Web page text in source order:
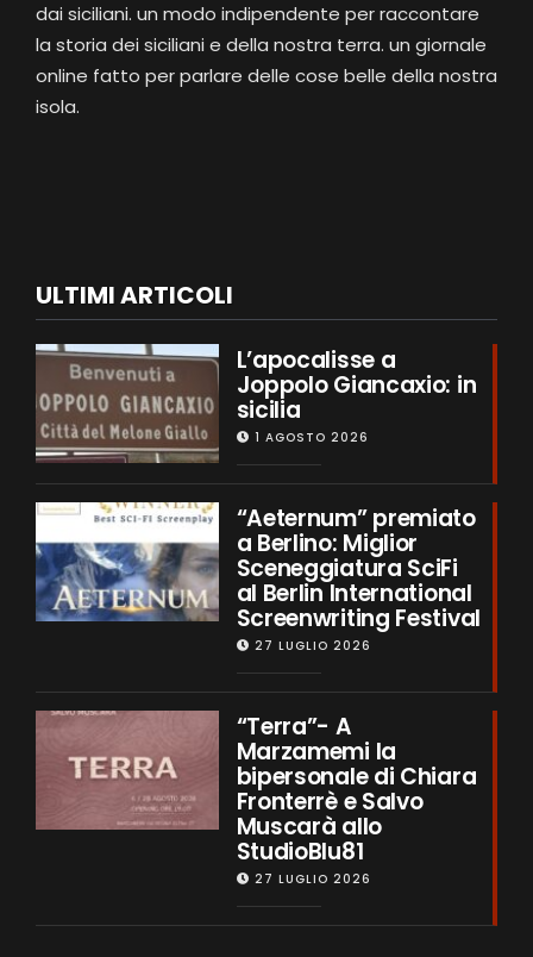
dai siciliani. un modo indipendente per raccontare
la storia dei siciliani e della nostra terra. un giornale
online fatto per parlare delle cose belle della nostra
isola.
ULTIMI ARTICOLI
L’apocalisse a
Joppolo Giancaxio: in
sicilia
1 AGOSTO 2026
“Aeternum” premiato
a Berlino: Miglior
Sceneggiatura SciFi
al Berlin International
Screenwriting Festival
27 LUGLIO 2026
“Terra”- A
Marzamemi la
bipersonale di Chiara
Fronterrè e Salvo
Muscarà allo
StudioBlu81
27 LUGLIO 2026